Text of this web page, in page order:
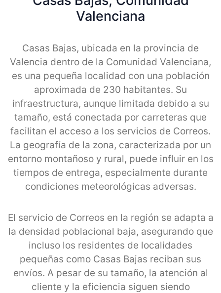
Valenciana
Casas Bajas, ubicada en la provincia de
Valencia dentro de la Comunidad Valenciana,
es una pequeña localidad con una población
aproximada de 230 habitantes. Su
infraestructura, aunque limitada debido a su
tamaño, está conectada por carreteras que
facilitan el acceso a los servicios de Correos.
La geografía de la zona, caracterizada por un
entorno montañoso y rural, puede influir en los
tiempos de entrega, especialmente durante
condiciones meteorológicas adversas.
El servicio de Correos en la región se adapta a
la densidad poblacional baja, asegurando que
incluso los residentes de localidades
pequeñas como Casas Bajas reciban sus
envíos. A pesar de su tamaño, la atención al
cliente y la eficiencia siguen siendo